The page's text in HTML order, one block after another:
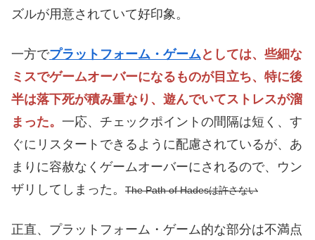
ズルが用意されていて好印象。
一方でプラットフォーム・ゲームとしては、些細な
ミスでゲームオーバーになるものが目立ち、特に後
半は落下死が積み重なり、遊んでいてストレスが溜
まった。 一応、チェックポイントの間隔は短く、す
ぐにリスタートできるように配慮されているが、あ
まりに容赦なくゲームオーバーにされるので、ウン
ザリしてしまった。
The Path of Hadesは許さない
正直、プラットフォーム・ゲーム的な部分は不満点